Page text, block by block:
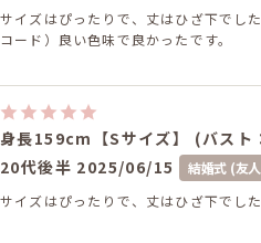
サイズはぴったりで、丈はひざ下でし
コード）良い色味で良かったです。
身長159cm【Sサイズ】 (バスト
20代後半 2025/06/15
結婚式 (友
サイズはぴったりで、丈はひざ下でし